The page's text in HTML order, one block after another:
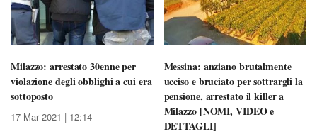
Milazzo: arrestato 30enne per
violazione degli obblighi a cui era
sottoposto
17 Mar 2021 | 12:14
Messina: anziano brutalmente
ucciso e bruciato per sottrargli la
pensione, arrestato il killer a
Milazzo [NOMI, VIDEO e
DETTAGLI]